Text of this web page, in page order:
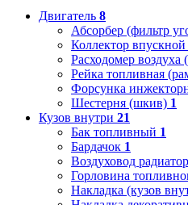
Двигатель 8
Абсорбер (фильтр
Коллектор впускной
Расходомер воздуха
Рейка топливная
Форсунка
Шестерня (шкив) 1
Кузов внутри 21
Бак топливный 1
Бардачок 1
Воздуховод
Горловина
Накладка (кузов